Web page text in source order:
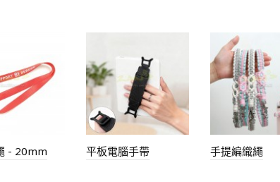
- 20mm 平板電腦手帶 手提編織繩